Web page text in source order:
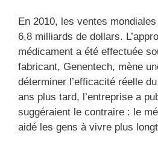
En 2010, les ventes
6,8 milliards de dollars.
médicament a été effectuée
fabricant, Genentech, mène
déterminer l’efficacité réelle
ans plus tard, l’entreprise a
suggéraient le contraire : le
aidé les gens à vivre plus